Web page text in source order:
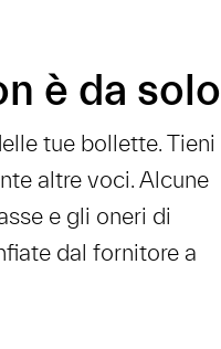
è da solo
tue bollette. Tieni
altre voci. Alcune
e gli oneri di
dal fornitore a